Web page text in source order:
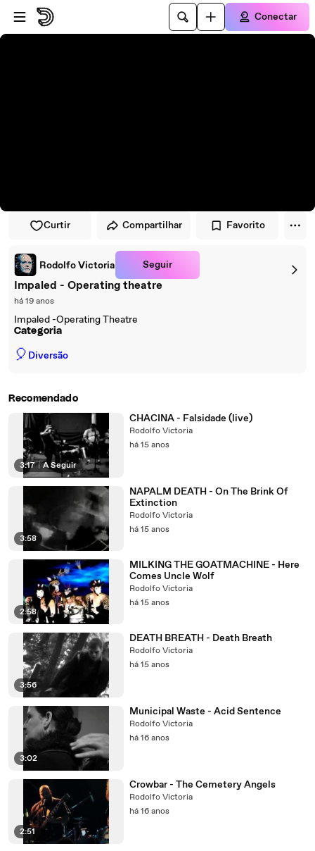
Pular para o player
Ir para o conteúdo principal
Conectar
Curtir Compartilhar Favorito
Rodolfo Victoria Seguir
Impaled - Operating theatre
há 19 anos
Impaled -Operating Theatre
Categoria
🎈 Diversão
Recomendado
3:17 | A Seguir
CHACINA - Falsidade (live)
Rodolfo Victoria
há 15 anos
3:58
NAPALM DEATH - On The Brink Of
Extinction
Rodolfo Victoria
há 15 anos
2:58
MILKING THE GOATMACHINE - Here
Comes Uncle Wolf
Rodolfo Victoria
há 15 anos
3:56
DEATH BREATH - Death Breath
Rodolfo Victoria
há 15 anos
3:02
Municipal Waste - Acid Sentence
Rodolfo Victoria
há 16 anos
2:51
Crowbar - The Cemetery Angels
Rodolfo Victoria
há 16 anos